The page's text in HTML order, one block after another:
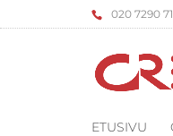
‌020 7290
ETUSIVU